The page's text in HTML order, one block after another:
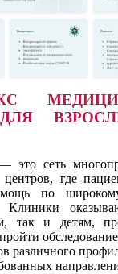
это сеть
где
по
Клиники
так и детям,
различного